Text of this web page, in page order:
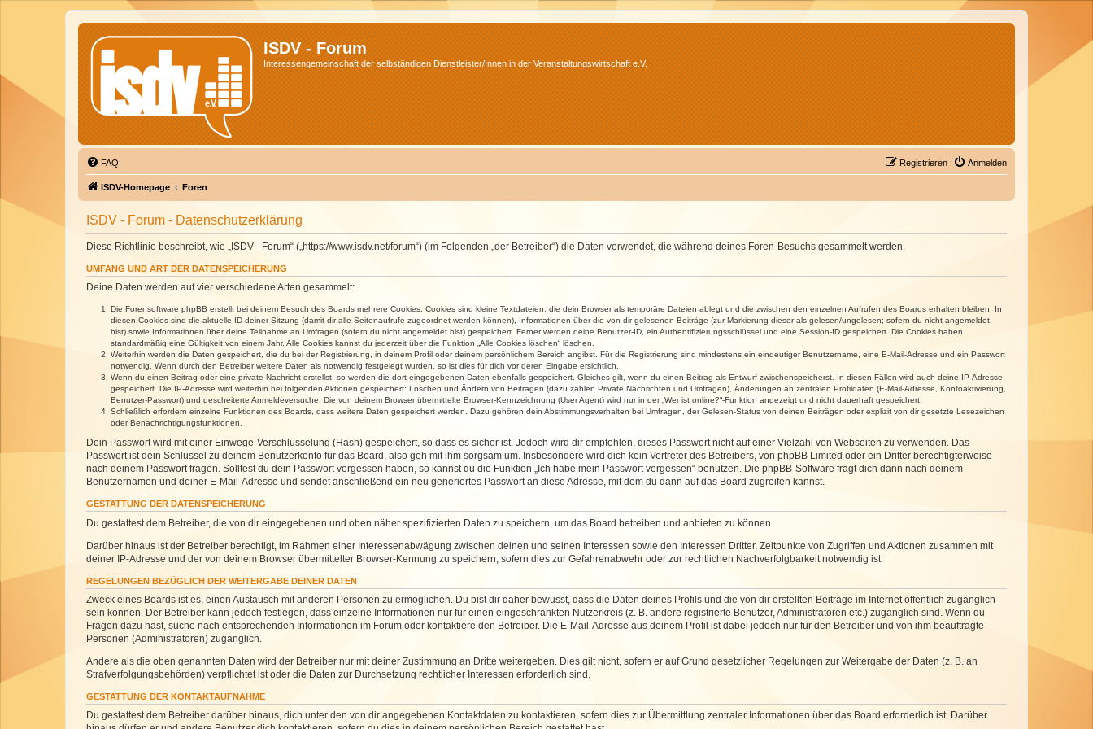
ISDV - Forum
Interessengemeinschaft der selbständigen Dienstleister/Innen in der Veranstaltungswirtschaft e.V.
FAQ Anmelden
Registrieren
ISDV-Homepage Foren
ISDV - Forum - Datenschutzerklärung
Diese Richtlinie beschreibt, wie „ISDV - Forum“ („https://www.isdv.net/forum“) (im Folgenden „der Betreiber“) die Daten verwendet, die während deines Foren-Besuchs gesammelt werden.
UMFANG UND ART DER DATENSPEICHERUNG
Deine Daten werden auf vier verschiedene Arten gesammelt:
Die Forensoftware phpBB erstellt bei deinem Besuch des Boards mehrere Cookies. Cookies sind kleine Textdateien, die dein Browser als temporäre Dateien ablegt und die zwischen den einzelnen Aufrufen des Boards erhalten bleiben. In
diesen Cookies sind die aktuelle ID deiner Sitzung (damit dir alle Seitenaufrufe zugeordnet werden können), Informationen über die von dir gelesenen Beiträge (zur Markierung dieser als gelesen/ungelesen; sofern du nicht angemeldet
bist) sowie Informationen über deine Teilnahme an Umfragen (sofern du nicht angemeldet bist) gespeichert. Ferner werden deine Benutzer-ID, ein Authentifizierungsschlüssel und eine Session-ID gespeichert. Die Cookies haben
standardmäßig eine Gültigkeit von einem Jahr. Alle Cookies kannst du jederzeit über die Funktion „Alle Cookies löschen“ löschen.
Weiterhin werden die Daten gespeichert, die du bei der Registrierung, in deinem Profil oder deinem persönlichem Bereich angibst. Für die Registrierung sind mindestens ein eindeutiger Benutzername, eine E-Mail-Adresse und ein Passwort
notwendig. Wenn durch den Betreiber weitere Daten als notwendig festgelegt wurden, so ist dies für dich vor deren Eingabe ersichtlich.
Wenn du einen Beitrag oder eine private Nachricht erstellst, so werden die dort eingegebenen Daten ebenfalls gespeichert. Gleiches gilt, wenn du einen Beitrag als Entwurf zwischenspeicherst. In diesen Fällen wird auch deine IP-Adresse
gespeichert. Die IP-Adresse wird weiterhin bei folgenden Aktionen gespeichert: Löschen und Ändern von Beiträgen (dazu zählen Private Nachrichten und Umfragen), Änderungen an zentralen Profildaten (E-Mail-Adresse, Kontoaktivierung,
Benutzer-Passwort) und gescheiterte Anmeldeversuche. Die von deinem Browser übermittelte Browser-Kennzeichnung (User Agent) wird nur in der „Wer ist online?“-Funktion angezeigt und nicht dauerhaft gespeichert.
Schließlich erfordern einzelne Funktionen des Boards, dass weitere Daten gespeichert werden. Dazu gehören dein Abstimmungsverhalten bei Umfragen, der Gelesen-Status von deinen Beiträgen oder explizit von dir gesetzte Lesezeichen
oder Benachrichtigungsfunktionen.
Dein Passwort wird mit einer Einwege-Verschlüsselung (Hash) gespeichert, so dass es sicher ist. Jedoch wird dir empfohlen, dieses Passwort nicht auf einer Vielzahl von Webseiten zu verwenden. Das
Passwort ist dein Schlüssel zu deinem Benutzerkonto für das Board, also geh mit ihm sorgsam um. Insbesondere wird dich kein Vertreter des Betreibers, von phpBB Limited oder ein Dritter berechtigterweise
nach deinem Passwort fragen. Solltest du dein Passwort vergessen haben, so kannst du die Funktion „Ich habe mein Passwort vergessen“ benutzen. Die phpBB-Software fragt dich dann nach deinem
Benutzernamen und deiner E-Mail-Adresse und sendet anschließend ein neu generiertes Passwort an diese Adresse, mit dem du dann auf das Board zugreifen kannst.
GESTATTUNG DER DATENSPEICHERUNG
Du gestattest dem Betreiber, die von dir eingegebenen und oben näher spezifizierten Daten zu speichern, um das Board betreiben und anbieten zu können.
Darüber hinaus ist der Betreiber berechtigt, im Rahmen einer Interessenabwägung zwischen deinen und seinen Interessen sowie den Interessen Dritter, Zeitpunkte von Zugriffen und Aktionen zusammen mit
deiner IP-Adresse und der von deinem Browser übermittelter Browser-Kennung zu speichern, sofern dies zur Gefahrenabwehr oder zur rechtlichen Nachverfolgbarkeit notwendig ist.
REGELUNGEN BEZÜGLICH DER WEITERGABE DEINER DATEN
Zweck eines Boards ist es, einen Austausch mit anderen Personen zu ermöglichen. Du bist dir daher bewusst, dass die Daten deines Profils und die von dir erstellten Beiträge im Internet öffentlich zugänglich
sein können. Der Betreiber kann jedoch festlegen, dass einzelne Informationen nur für einen eingeschränkten Nutzerkreis (z. B. andere registrierte Benutzer, Administratoren etc.) zugänglich sind. Wenn du
Fragen dazu hast, suche nach entsprechenden Informationen im Forum oder kontaktiere den Betreiber. Die E-Mail-Adresse aus deinem Profil ist dabei jedoch nur für den Betreiber und von ihm beauftragte
Personen (Administratoren) zugänglich.
Andere als die oben genannten Daten wird der Betreiber nur mit deiner Zustimmung an Dritte weitergeben. Dies gilt nicht, sofern er auf Grund gesetzlicher Regelungen zur Weitergabe der Daten (z. B. an
Strafverfolgungsbehörden) verpflichtet ist oder die Daten zur Durchsetzung rechtlicher Interessen erforderlich sind.
GESTATTUNG DER KONTAKTAUFNAHME
Du gestattest dem Betreiber darüber hinaus, dich unter den von dir angegebenen Kontaktdaten zu kontaktieren, sofern dies zur Übermittlung zentraler Informationen über das Board erforderlich ist. Darüber